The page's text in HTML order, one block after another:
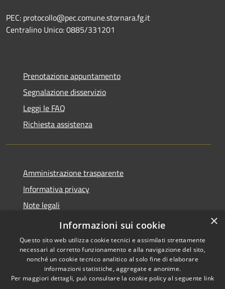
PEC: protocollo@pec.comune.stornara.fg.it
Centralino Unico: 0885/331201
Prenotazione appuntamento
Segnalazione disservizio
Leggi le FAQ
Richiesta assistenza
Amministrazione trasparente
Informativa privacy
Note legali
Dichiarazione di accessibilità
Accessibilità
Copyright © 2026 • Comune di
Stornara • Powered by
×
Informazioni sui cookie
Questo sito web utilizza cookie tecnici e assimilati strettamente
necessari al corretto funzionamento e alla navigazione del sito,
nonché un cookie tecnico analitico al solo fine di elaborare
informazioni statistiche, aggregate e anonime.
Per maggiori dettagli, può consultare la cookie policy al seguente link